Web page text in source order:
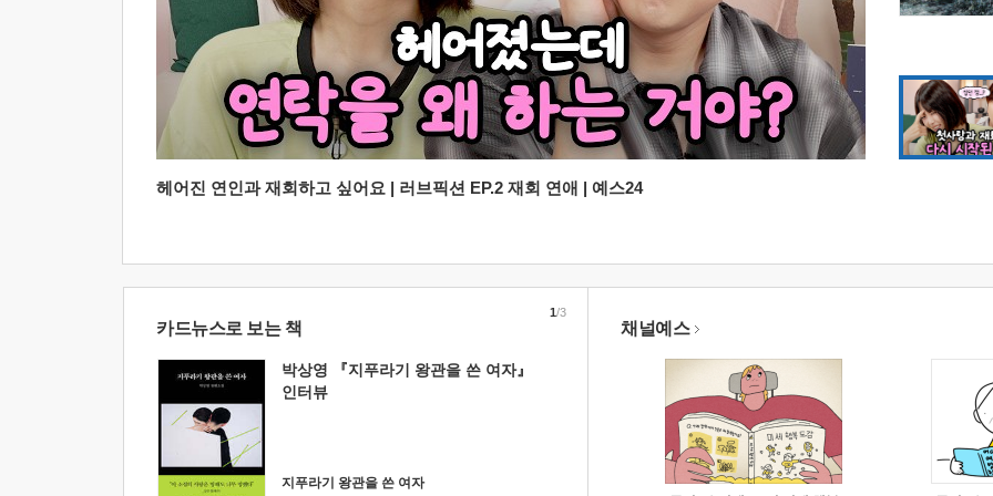
헤어진 연인과 재회하고 싶어요 | 러브픽션 EP.2 재회 연애 | 예스24
카드뉴스로 보는 책
박상영 『지푸라기 왕관을 쓴 여자』
인터뷰
지푸라기 왕관을 쓴 여자
1/3
채널예스